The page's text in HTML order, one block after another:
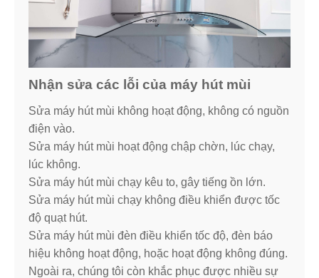
Nhận sửa các lỗi của máy hút mùi
Sửa máy hút mùi không hoạt động, không có nguồn
điện vào.
Sửa máy hút mùi hoạt động chập chờn, lúc chạy,
lúc không.
Sửa máy hút mùi chạy kêu to, gây tiếng ồn lớn.
Sửa máy hút mùi chạy không điều khiển được tốc
độ quạt hút.
Sửa máy hút mùi đèn điều khiển tốc độ, đèn báo
hiệu không hoạt động, hoặc hoạt động không đúng.
Ngoài ra, chúng tôi còn khắc phục được nhiều sự